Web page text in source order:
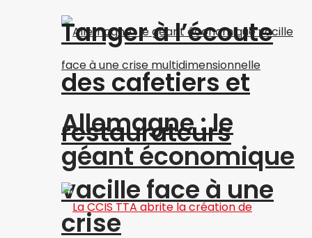
Allemagne : le
géant économique
vacille face à une
crise
Tanger à l’écoute
des cafetiers et
restaurateurs